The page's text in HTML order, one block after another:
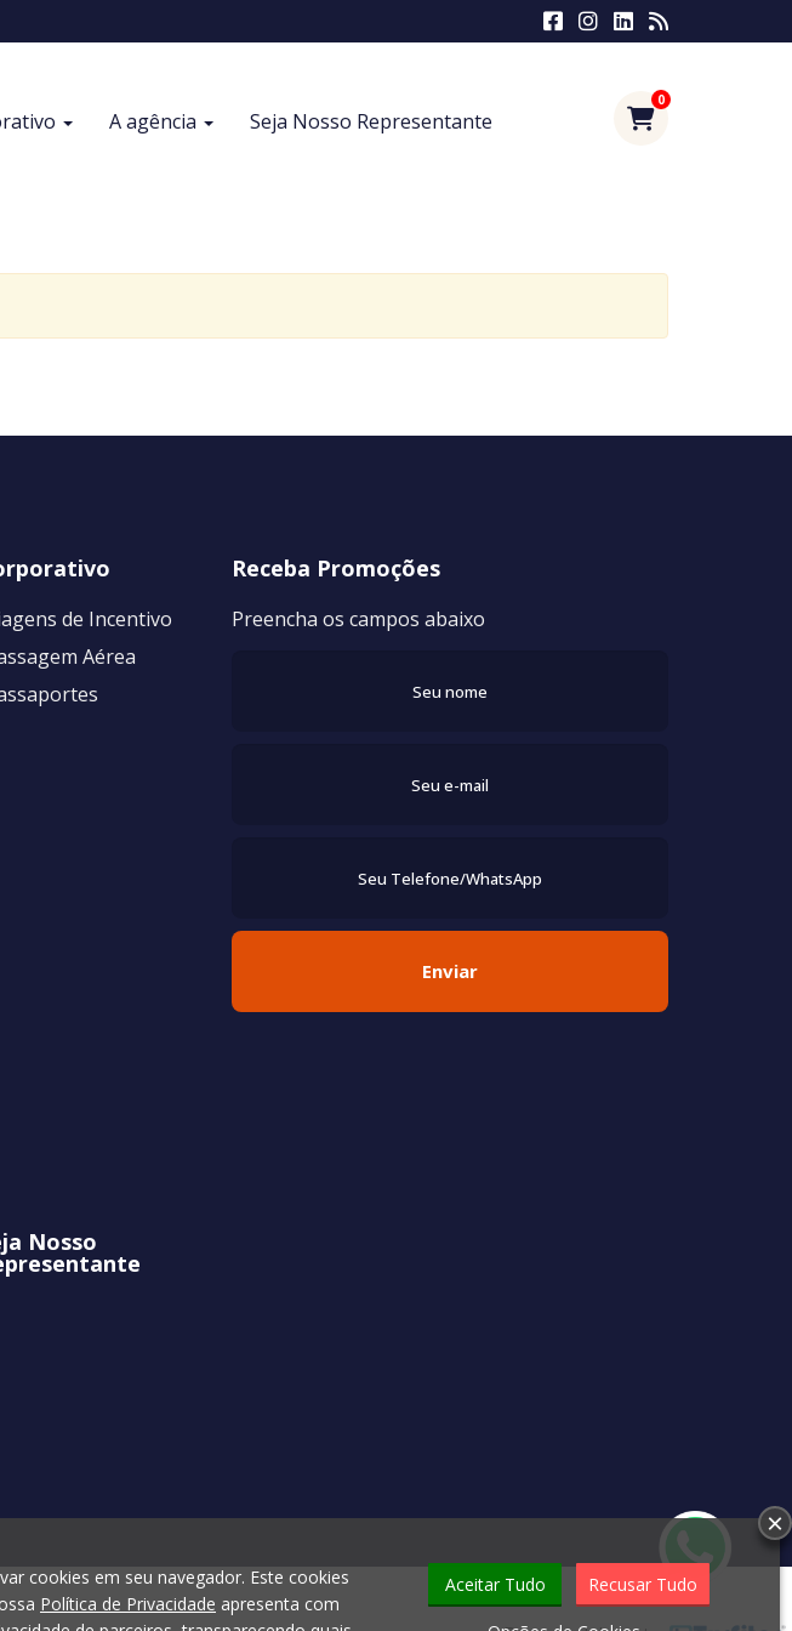
0
A agência Seja Nosso Representante
de Incentivo
Aérea
Nosso
Receba Promoções
Preencha os campos abaixo
cookies em seu navegador. Este cookies
Política de Privacidade apresenta com
Aceitar Tudo Recusar Tudo
×